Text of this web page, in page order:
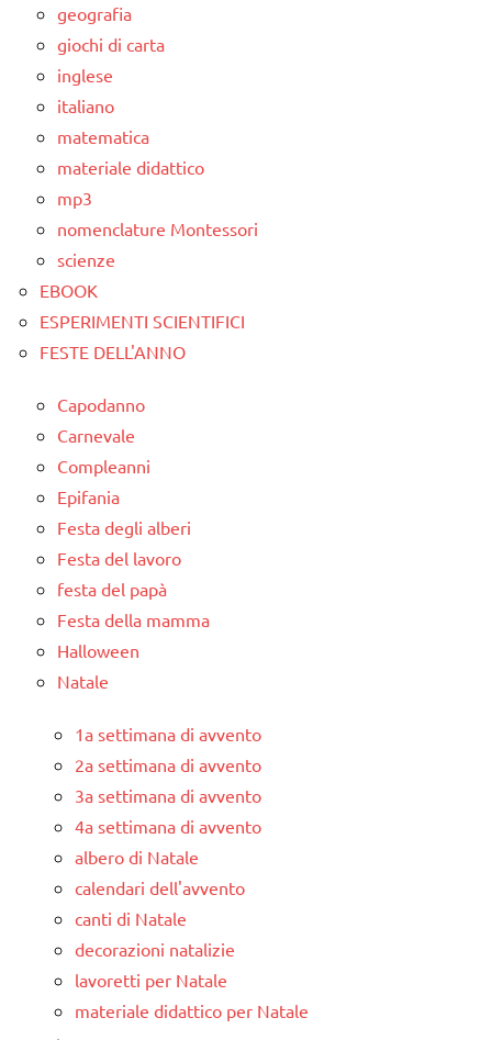
SCIENZE
TUTTI GLI
ARGOMENTI
PER ETA'
TUTTI GLI
geografia
giochi di carta
inglese
italiano
matematica
materiale didattico
mp3
nomenclature Montessori
scienze
EBOOK
ESPERIMENTI SCIENTIFICI
FESTE DELL'ANNO
Capodanno
Carnevale
Compleanni
Epifania
Festa degli alberi
Festa del lavoro
festa del papà
Festa della mamma
Halloween
Natale
1a settimana di avvento
2a settimana di avvento
3a settimana di avvento
4a settimana di avvento
albero di Natale
calendari dell'avvento
canti di Natale
decorazioni natalizie
lavoretti per Natale
materiale didattico per Natale